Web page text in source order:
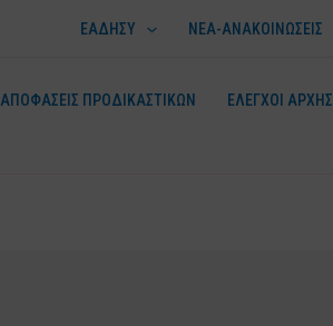
ΕΑΔΗΣΥ ΝΕΑ-ΑΝΑΚΟΙΝΩΣΕΙΣ
ΑΠΟΦΑΣΕΙΣ ΠΡΟΔΙΚΑΣΤΙΚΩΝ
ΕΛΕΓΧΟΙ ΑΡΧΗΣ